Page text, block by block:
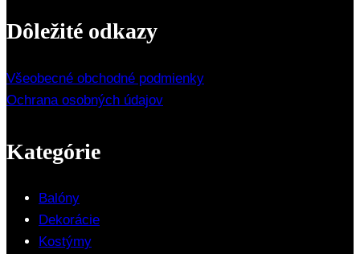
Dôležité odkazy
Všeobecné obchodné podmienky
Ochrana osobných údajov
Kategórie
Balóny
Dekorácie
Kostýmy